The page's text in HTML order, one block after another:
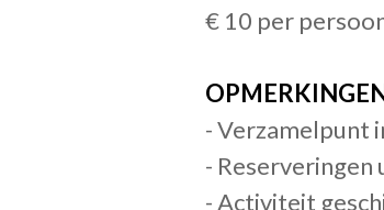
€ 10 per
- Verzamelpunt
-
- Activiteit